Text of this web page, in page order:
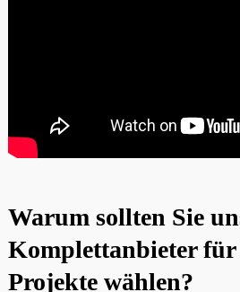
Warum sollten Sie
Komplettanbieter
Projekte wählen?